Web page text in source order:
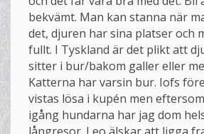
bekvämt. Man kan stanna när
det, djuren har sina platser och
fullt. I Tyskland är det plikt att
sitter i bur/bakom galler eller
Katterna har varsin bur. Iofs
vistas lösa i kupén men
igång hundarna har jag dom